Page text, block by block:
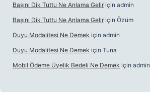
Başını Dik Tuttu Ne Anlama Gelir için admin
Başını Dik Tuttu Ne Anlama Gelir için Özüm
Duyu Modalitesi Ne Demek için admin
Duyu Modalitesi Ne Demek için Tuna
Mobil Ödeme Üyelik Bedeli Ne Demek için admin